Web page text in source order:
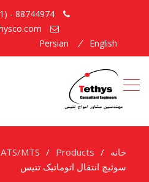
English
Persian
خانه Products
ATS/MTS سوئیچ انتقال اتوماتیک
سوئیچ انتقال اتوماتیک تتیس